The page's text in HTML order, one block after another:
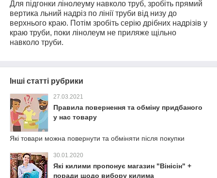
Для підгонки лінолеуму навколо труб, зробіть прямий
вертика льний надріз по лінії труби від низу до
верхнього краю. Потім зробіть серію дрібних надрізів у
краю труби, поки лінолеум не приляже щільно
навколо труби.
Інші статті рубрики
27.03.2021
Правила повернення та обміну придбаного
у нас товару
Які товари можна повернути та обміняти після покупки
30.01.2020
Які килими пропонує магазин "Вінісін" +
поради щодо вибору килима